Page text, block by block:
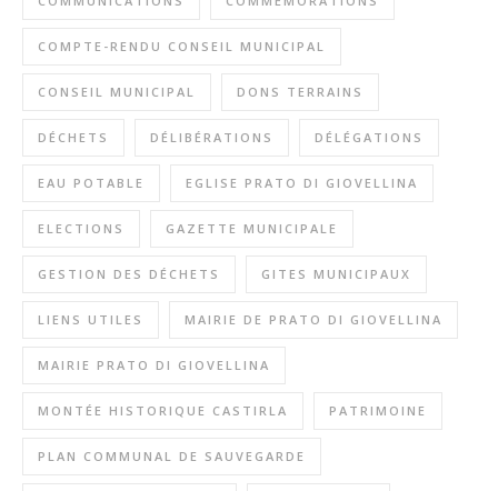
COMPTE-RENDU CONSEIL MUNICIPAL
CONSEIL MUNICIPAL DONS TERRAINS
DÉCHETS DÉLIBÉRATIONS DÉLÉGATIONS
EAU POTABLE EGLISE PRATO DI GIOVELLINA
ELECTIONS GAZETTE MUNICIPALE
GESTION DES DÉCHETS GITES MUNICIPAUX
LIENS UTILES MAIRIE DE PRATO DI GIOVELLINA
MAIRIE PRATO DI GIOVELLINA
MONTÉE HISTORIQUE CASTIRLA PATRIMOINE
PLAN COMMUNAL DE SAUVEGARDE